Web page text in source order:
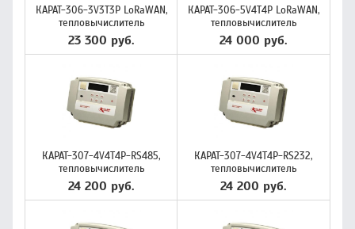
КАРАТ-306-3V3T3P LoRaWAN,
тепловычислитель
23 300 руб.
КАРАТ-306-5V4T4P LoRaWAN,
тепловычислитель
24 000 руб.
КАРАТ-307-4V4T4P-RS485,
тепловычислитель
24 200 руб.
КАРАТ-307-4V4T4P-RS232,
тепловычислитель
24 200 руб.